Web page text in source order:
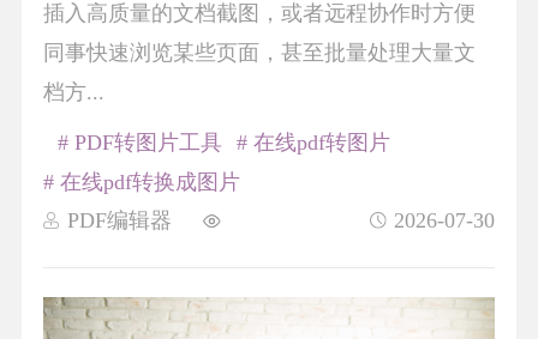
插入高质量的文档截图，或者远程协作时方便
同事快速浏览某些页面，甚至批量处理大量文
档方...
PDF编辑器 2026-07-30
# PDF转图片工具
# 在线pdf转图片
# 在线pdf转换成图片